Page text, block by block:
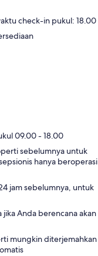
check-in pukul: 18.00
09.00 - 18.00
sebelumnya untuk
hanya beroperasi
jam sebelumnya, untuk
Anda berencana akan
mungkin diterjemahkan